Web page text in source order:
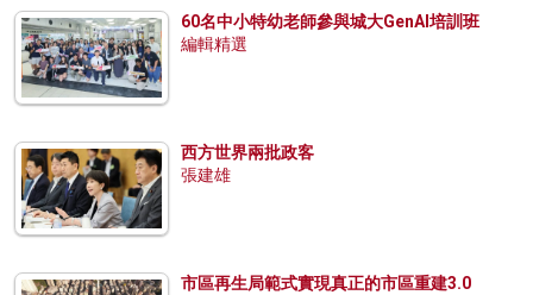
60名中小特幼老師參與城大GenAI培訓班
編輯精選
西方世界兩批政客
張建雄
市區再生局範式實現真正的市區重建3.0